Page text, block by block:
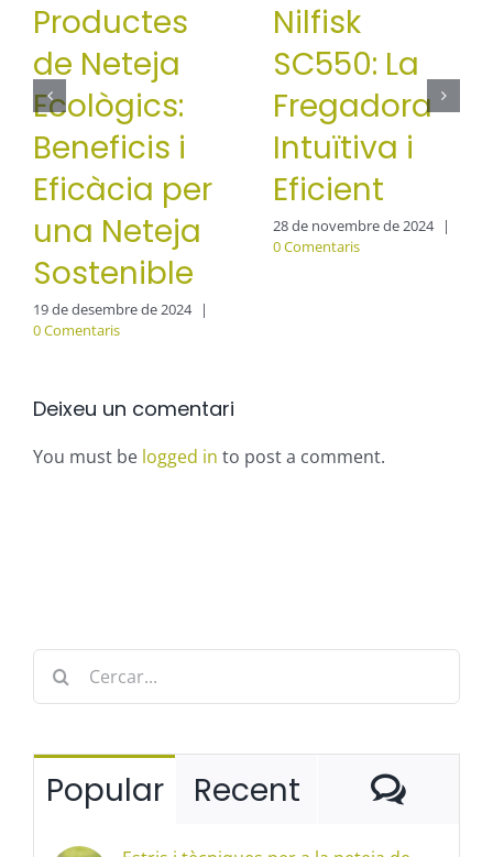
Productes
de Neteja
Ecològics:
Beneficis i
Eficàcia per
una Neteja
Sostenible
19 de desembre de 2024
|
0 Comentaris
Nilfisk
SC550: La
Fregadora
Intuïtiva i
Eficient
28 de novembre de 2024
|
0 Comentaris
Deixeu un comentari
You must be logged in to post a comment.
Cerca
Popular Recent